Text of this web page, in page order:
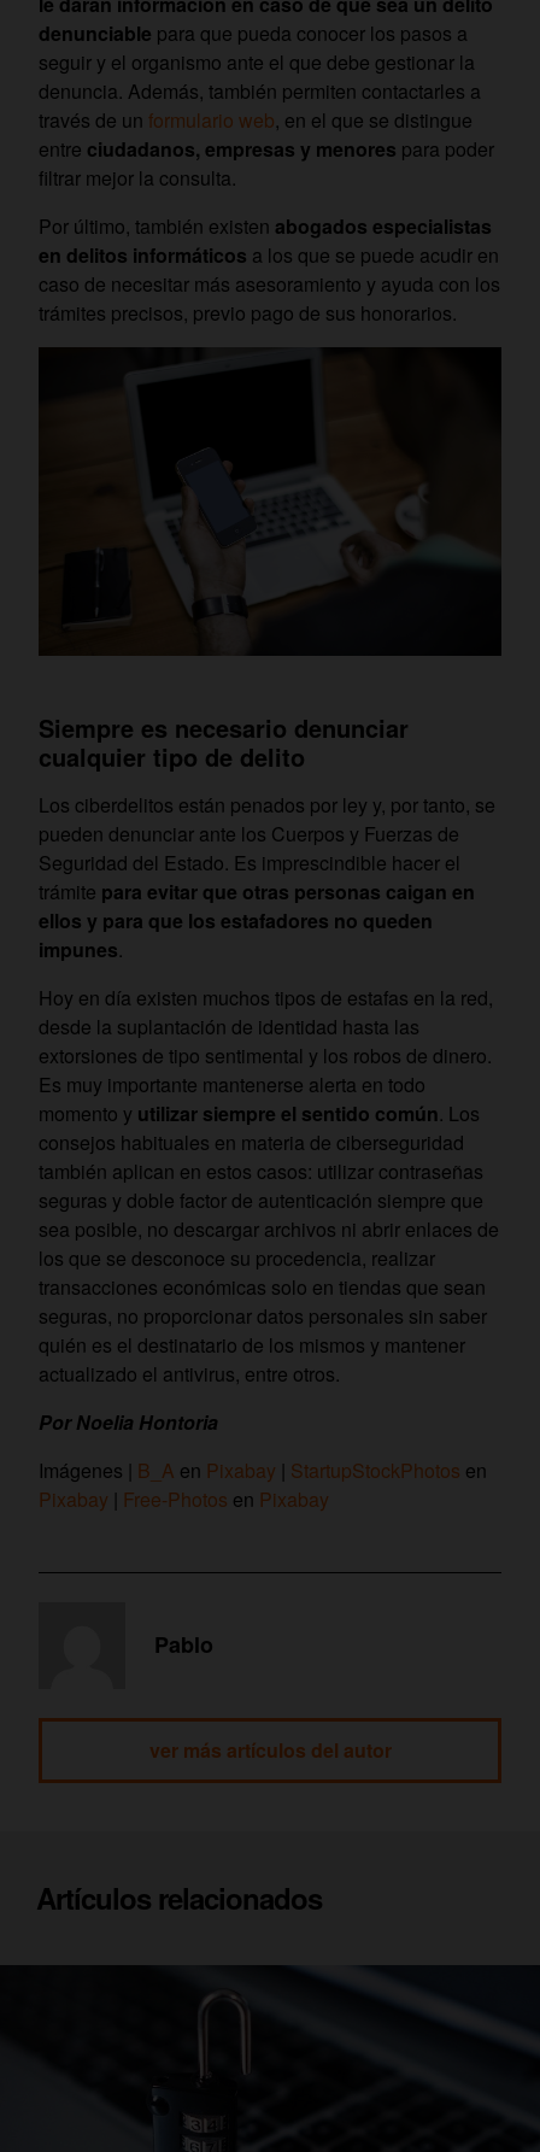
denunciable para que pueda conocer los pasos a
seguir y el organismo ante el que debe gestionar la
denuncia. Además, también permiten contactarles a
través de un formulario web, en el que se distingue
entre ciudadanos, empresas y menores para poder
filtrar mejor la consulta.
Por último, también existen abogados especialistas
en delitos informáticos a los que se puede acudir en
caso de necesitar más asesoramiento y ayuda con los
trámites precisos, previo pago de sus honorarios.
Siempre es necesario denunciar
cualquier tipo de delito
Los ciberdelitos están penados por ley y, por tanto, se
pueden denunciar ante los Cuerpos y Fuerzas de
Seguridad del Estado. Es imprescindible hacer el
trámite para evitar que otras personas caigan en
ellos y para que los estafadores no queden
impunes.
Hoy en día existen muchos tipos de estafas en la red,
desde la suplantación de identidad hasta las
extorsiones de tipo sentimental y los robos de dinero.
Es muy importante mantenerse alerta en todo
momento y utilizar siempre el sentido común. Los
consejos habituales en materia de ciberseguridad
también aplican en estos casos: utilizar contraseñas
seguras y doble factor de autenticación siempre que
sea posible, no descargar archivos ni abrir enlaces de
los que se desconoce su procedencia, realizar
transacciones económicas solo en tiendas que sean
seguras, no proporcionar datos personales sin saber
quién es el destinatario de los mismos y mantener
actualizado el antivirus, entre otros.
Por Noelia Hontoria
Imágenes | B_A en Pixabay | StartupStockPhotos en
Pixabay | Free-Photos en Pixabay
Pablo
ver más artículos del autor
Artículos relacionados